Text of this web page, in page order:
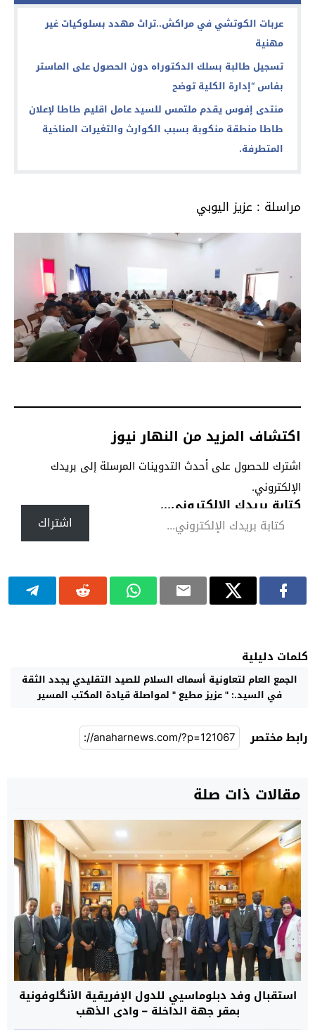
عربات الكوتشي في مراكش..تراث مهدد بسلوكيات غير
مهنية
تسجيل طالبة بسلك الدكتوراه دون الحصول على الماستر
بفاس “إدارة الكلية توضح
منتدى إفوس يقدم ملتمس للسيد عامل اقليم طاطا لإعلان
طاطا منطقة منكوبة بسبب الكوارث والتغيرات المناخية
المتطرفة.
مراسلة : عزيز اليوبي
اكتشاف المزيد من النهار نيوز
اشترك للحصول على أحدث التدوينات المرسلة إلى بريدك
الإلكتروني.
كتابة بريدك الإلكتروني...
اشتراك
كلمات دليلية
الجمع العام لتعاونية أسماك السلام للصيد التقليدي يجدد الثقة
في السيد.: " عزيز مطيع " لمواصلة قيادة المكتب المسير
رابط مختصر
مقالات ذات صلة
استقبال وفد دبلوماسيي للدول الإفريقية الأنگلوفونية
بمقر جهة الداخلة – وادي الذهب